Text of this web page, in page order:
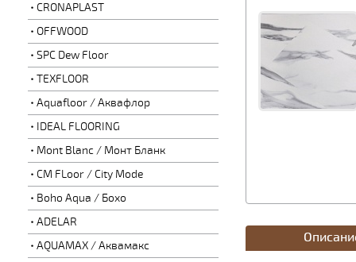
CRONAPLAST
OFFWOOD
SPC Dew Floor
TEXFLOOR
Aquafloor / Аквафлор
IDEAL FLOORING
Mont Blanc / Монт Бланк
CM FLoor / City Mode
Boho Aqua / Бохо
ADELAR
AQUAMAX / Аквамакс